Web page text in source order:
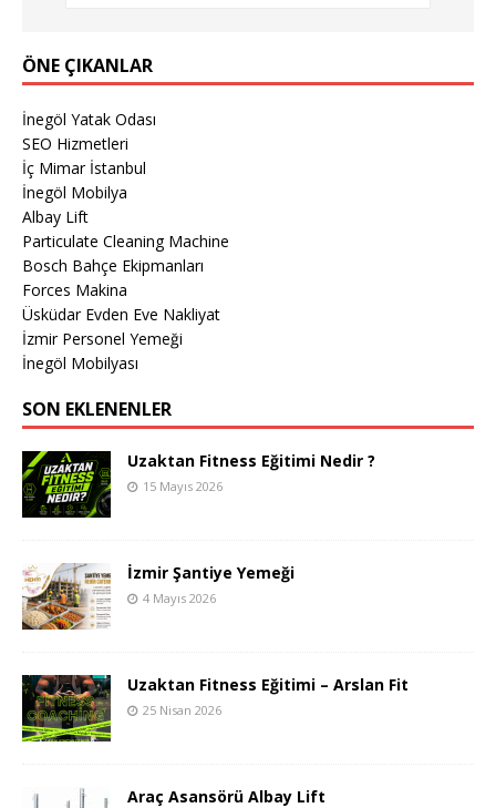
ÖNE ÇIKANLAR
İnegöl Yatak Odası
SEO Hizmetleri
İç Mimar İstanbul
İnegöl Mobilya
Albay Lift
Particulate Cleaning Machine
Bosch Bahçe Ekipmanları
Forces Makina
Üsküdar Evden Eve Nakliyat
İzmir Personel Yemeği
İnegöl Mobilyası
SON EKLENENLER
Uzaktan Fitness Eğitimi Nedir ?
15 Mayıs 2026
İzmir Şantiye Yemeği
4 Mayıs 2026
Uzaktan Fitness Eğitimi – Arslan Fit
25 Nisan 2026
Araç Asansörü Albay Lift